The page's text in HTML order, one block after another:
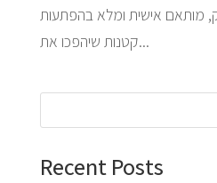
מותאם אישית ומלא בהפתעות
קטנות שיהפכו את...
Recent Posts